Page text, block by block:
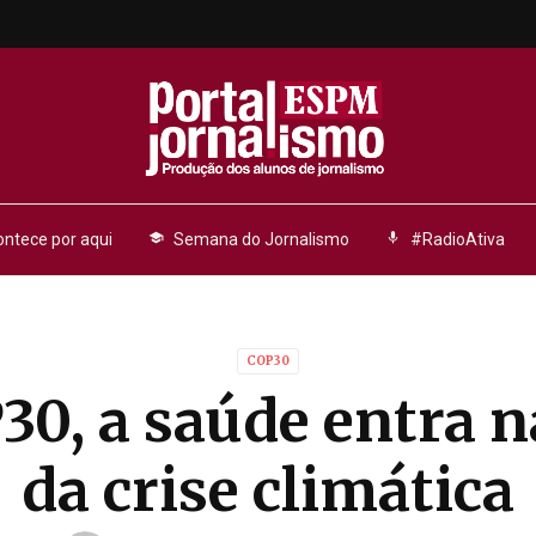
por aqui school Semana do Jornalismo mic #RadioAtiva
COP30
a saúde entra
da crise climática